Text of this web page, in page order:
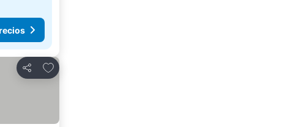
Compartir
Añadir a favoritos